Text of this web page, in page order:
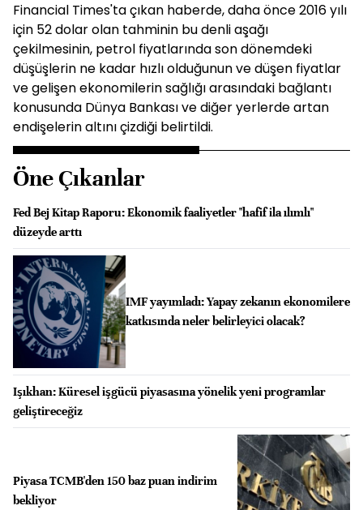
Financial Times'ta çıkan haberde, daha önce 2016 yılı
için 52 dolar olan tahminin bu denli aşağı
çekilmesinin, petrol fiyatlarında son dönemdeki
düşüşlerin ne kadar hızlı olduğunun ve düşen fiyatlar
ve gelişen ekonomilerin sağlığı arasındaki bağlantı
konusunda Dünya Bankası ve diğer yerlerde artan
endişelerin altını çizdiği belirtildi.
Öne Çıkanlar
Fed Bej Kitap Raporu: Ekonomik faaliyetler "hafif ila ılımlı"
düzeyde arttı
IMF yayımladı: Yapay zekanın ekonomilere
katkısında neler belirleyici olacak?
Işıkhan: Küresel işgücü piyasasına yönelik yeni programlar
geliştireceğiz
Piyasa TCMB'den 150 baz puan indirim
bekliyor